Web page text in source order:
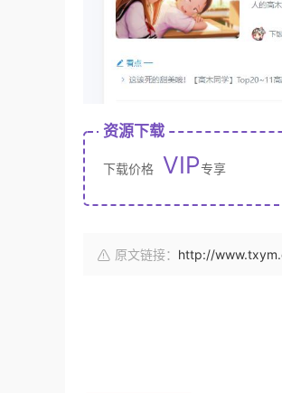
资源下载
下载价格 VIP专享
原文链接： http://